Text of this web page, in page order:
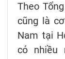
Theo
cũng là
Nam tại
có nhiều